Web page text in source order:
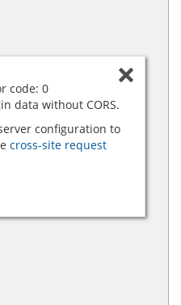
code: 0
data without CORS.
configuration to
cross-site request